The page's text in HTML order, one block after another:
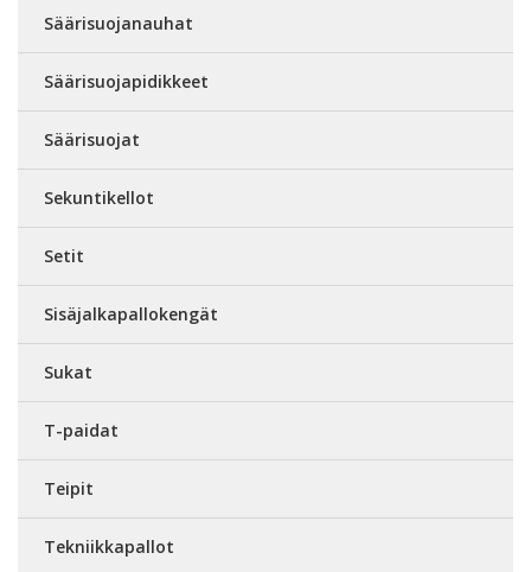
Säärisuojanauhat
Säärisuojapidikkeet
Säärisuojat
Sekuntikellot
Setit
Sisäjalkapallokengät
Sukat
T-paidat
Teipit
Tekniikkapallot